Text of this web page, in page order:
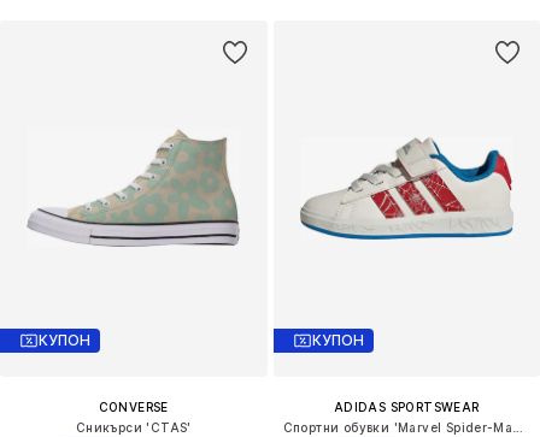
КУПОН
CONVERSE
Сникърси 'CTAS'
КУПОН
ADIDAS SPORTSWEAR